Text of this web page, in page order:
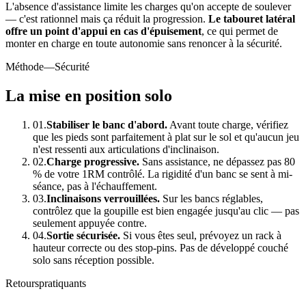
L'absence d'assistance limite les charges qu'on accepte de soulever
— c'est rationnel mais ça réduit la progression. Le tabouret latéral
offre un point d'appui en cas d'épuisement, ce qui permet de
monter en charge en toute autonomie sans renoncer à la sécurité.
Méthode—Sécurité
La mise en position solo
01.Stabiliser le banc d'abord. Avant toute charge, vérifiez
que les pieds sont parfaitement à plat sur le sol et qu'aucun jeu
n'est ressenti aux articulations d'inclinaison.
02.Charge progressive. Sans assistance, ne dépassez pas 80
% de votre 1RM contrôlé. La rigidité d'un banc se sent à mi-
séance, pas à l'échauffement.
03.Inclinaisons verrouillées. Sur les bancs réglables,
contrôlez que la goupille est bien engagée jusqu'au clic — pas
seulement appuyée contre.
04.Sortie sécurisée. Si vous êtes seul, prévoyez un rack à
hauteur correcte ou des stop-pins. Pas de développé couché
solo sans réception possible.
Retourspratiquants